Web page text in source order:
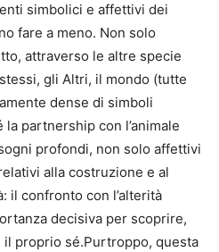
simbolici e affettivi dei
fare a meno. Non solo
attraverso le altre specie
gli Altri, il mondo (tutte
dense di simboli
partnership con l’animale
profondi, non solo affettivi
alla costruzione e al
il confronto con l’alterità
decisiva per scoprire,
proprio sé.Purtroppo, questa